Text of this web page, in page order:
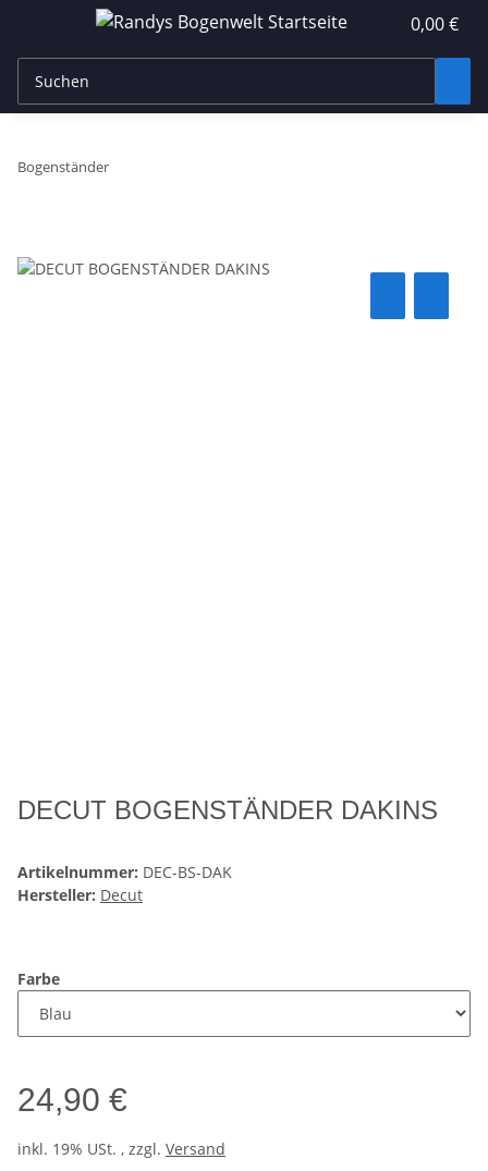
0,00 €
Bogenständer
DECUT BOGENSTÄNDER DAKINS
Artikelnummer: DEC-BS-DAK
Hersteller: Decut
Farbe
24,90 €
inkl. 19% USt. , zzgl. Versand